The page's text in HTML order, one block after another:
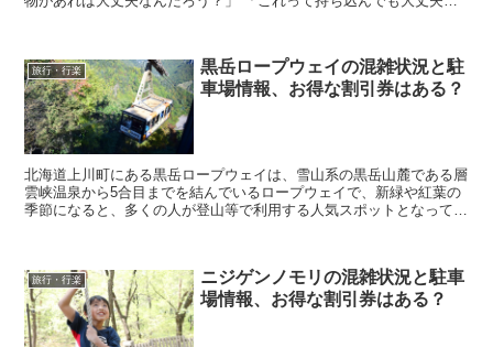
旅行・行楽
黒岳ロープウェイの混雑状況と駐
車場情報、お得な割引券はある？
北海道上川町にある黒岳ロープウェイは、雪山系の黒岳山麓である層
雲峡温泉から5合目までを結んでいるロープウェイで、新緑や紅葉の
季節になると、多くの人が登山等で利用する人気スポットとなってい
旅行・行楽
ニジゲンノモリの混雑状況と駐車
場情報、お得な割引券はある？